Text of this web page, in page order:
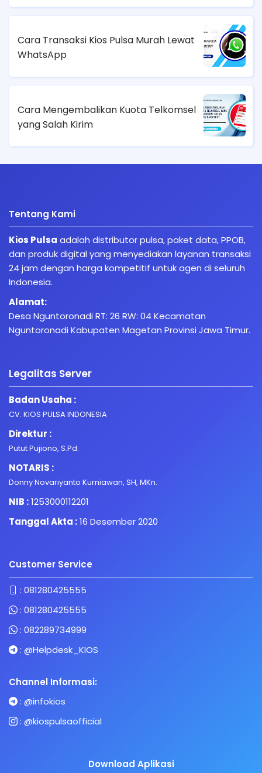
Cara Transaksi Kios Pulsa Murah Lewat
WhatsApp
Cara Mengembalikan Kuota Telkomsel
yang Salah Kirim
Tentang Kami
Kios Pulsa adalah distributor pulsa, paket data, PPOB,
dan produk digital yang menyediakan layanan transaksi
24 jam dengan harga kompetitif untuk agen di seluruh
Indonesia.
Alamat:
Desa Nguntoronadi RT: 26 RW: 04 Kecamatan
Nguntoronadi Kabupaten Magetan Provinsi Jawa Timur.
Legalitas Server
Badan Usaha :
CV. KIOS PULSA INDONESIA
Direktur :
Putut Pujiono, S.Pd.
NOTARIS :
Donny Novariyanto Kurniawan, SH, MKn.
NIB :1253000112201
Tanggal Akta :16 Desember 2020
Customer Service
: 081280425555
: 081280425555
: 082289734999
: @Helpdesk_KIOS
Channel Informasi:
: @infokios
: @kiospulsaofficial
Download Aplikasi